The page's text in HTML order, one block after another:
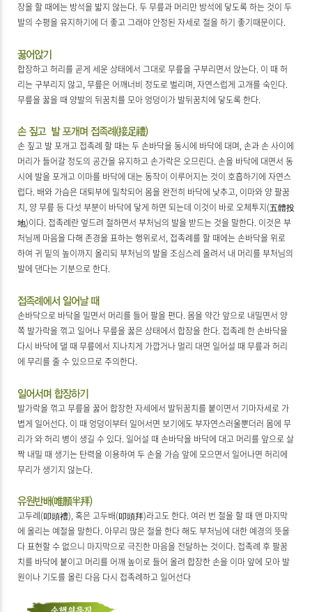
장을 할 때에는 방석을 밟지 않는다. 두 무릎과 머리만 방석에 닿도록 하는 것이 두
발의 수평을 유지하기에 더 좋고 그래야 안정된 자세로 절을 하기 좋기때문이다.
합장하고 허리를 곧게 세운 상태에서 그대로 무릎을 구부리면서 앉는다. 이 때 허
리는 구부리지 않고, 무릎은 어깨너비 정도로 벌리며, 자연스럽게 고개를 숙인다.
무릎을 꿇을 때 양발의 뒤꿈치를 모아 엉덩이가 발뒤꿈치에 닿도록 한다.
손 짚고 발 포개고 접족례 할 때는 두 손바닥을 동시에 바닥에 대며, 손과 손 사이에
머리가 들어갈 정도의 공간을 유지하고 손가락은 오므린다. 손을 바닥에 대면서 동
시에 발을 포개고 이마를 바닥에 대는 동작이 이루어지는 것이 호흡하기에 자연스
럽다. 배와 가슴은 대퇴부에 밀착되어 몸을 완전히 바닥에 낮추고, 이마와 양 팔꿈
치, 양 무릎 등 다섯 부분이 바닥에 닿게 하면 되는데 이것이 바로 오체투지(五體投
地)이다. 접족례란 엎드려 절하면서 부처님의 발을 받드는 것을 말한다. 이것은 부
처님께 마음을 다해 존경을 표하는 행위로서, 접족례를 할 때에는 손바닥을 위로
하여 귀 밑의 높이까지 올리되 부처님의 발을 조심스레 올려서 내 머리를 부처님의
발에 댄다는 기분으로 한다.
손바닥으로 바닥을 밀면서 머리를 들어 팔을 편다. 몸을 약간 앞으로 내밀면서 양
쪽 발가락을 꺾고 일어나 무릎을 꿇은 상태에서 합장을 한다. 접족례 한 손바닥을
다시 바닥에 댈 때 무릎에서 지나치게 가깝거나 멀리 대면 일어설 때 무릎과 허리
에 무리를 줄 수 있으므로 주의한다.
발가락을 꺾고 무릎을 꿇어 합장한 자세에서 발뒤꿈치를 붙이면서 기마자세로 가
볍게 일어선다. 이 때 엉덩이부터 일어서면 보기에도 부자연스러울뿐더러 몸에 무
리가 와 허리 병이 생길 수 있다. 일어설 때 손바닥을 바닥에 대고 머리를 앞으로 살
짝 내밀 때 생기는 탄력을 이용하여 두 손을 가슴 앞에 모으면서 일어나면 허리에
무리가 생기지 않는다.
고두례(叩頭禮), 혹은 고두배(叩頭拜)라고도 한다. 여러 번 절을 할 때 맨 마지막
에 올리는 예절을 말한다. 아무리 많은 절을 한다 해도 부처님에 대한 예경의 뜻을
다 표현할 수 없으니 마지막으로 극진한 마음을 전달하는 것이다. 접족례 후 팔꿈
치를 바닥에 붙이고 머리를 어깨 높이로 들어 올려 합장한 손을 이마 앞에 모아 발
원이나 기도를 올린 다음 다시 접족례하고 일어선다